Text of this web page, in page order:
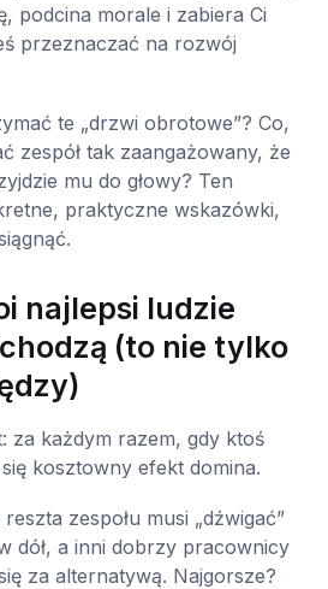
podcina morale i zabiera Ci
przeznaczać na rozwój
te „drzwi obrotowe”? Co,
zespół tak zaangażowany, że
mu do głowy? Ten
praktyczne wskazówki,
najlepsi ludzie
(to nie tylko
za każdym razem, gdy ktoś
kosztowny efekt domina.
zespołu musi „dźwigać”
dół, a inni dobrzy pracownicy
za alternatywą. Najgorsze?